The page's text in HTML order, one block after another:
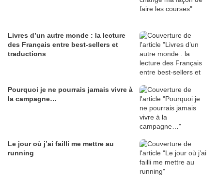
Livres d’un autre monde : la lecture
des Français entre best-sellers et
traductions
Pourquoi je ne pourrais jamais vivre à
la campagne…
Le jour où j’ai failli me mettre au
running